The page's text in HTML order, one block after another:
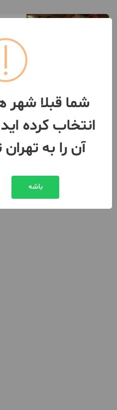
طبقه 5 / آسانسور / پارکینگ
مبلغ
شما قبلا شهر
انتخاب کرده
آن را به
باشه